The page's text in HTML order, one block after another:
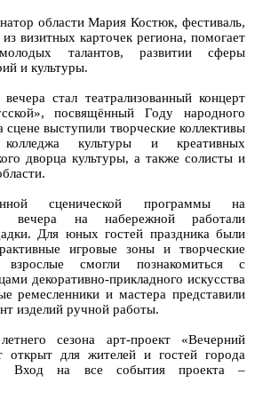
области Мария Костюк, фестиваль,
визитных карточек региона, помогает
талантов, развитии сферы
и культуры.
стал театрализованный концерт
посвящённый Году народного
выступили творческие коллективы
колледжа культуры и креативных
дворца культуры, а также солисты и
сценической программы на
вечера на набережной работали
Для юных гостей праздника были
игровые зоны и творческие
взрослые смогли познакомиться с
декоративно-прикладного искусства
ремесленники и мастера представили
изделий ручной работы.
сезона арт-проект «Вечерний
открыт для жителей и гостей города
Вход на все события проекта –